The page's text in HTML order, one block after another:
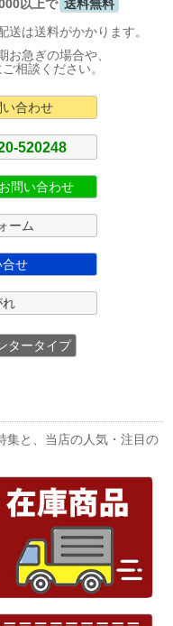
以上で 送料無料
は送料がかかります。
急ぎの場合や、
相談ください。
い合わせ
520248
問い合わせ
ーム
合せ
れ
タータイプ
集と、当店の人気・注目の